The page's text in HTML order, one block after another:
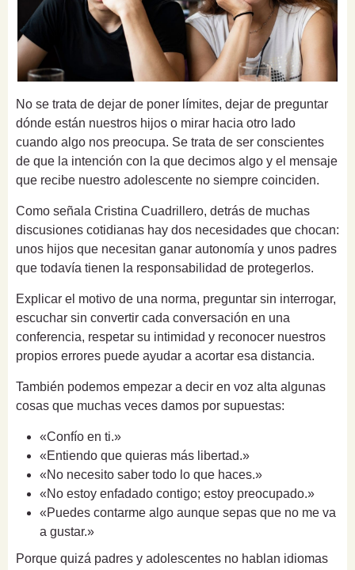
No se trata de dejar de poner límites, dejar de preguntar
dónde están nuestros hijos o mirar hacia otro lado
cuando algo nos preocupa. Se trata de ser conscientes
de que la intención con la que decimos algo y el mensaje
que recibe nuestro adolescente no siempre coinciden.
Como señala Cristina Cuadrillero, detrás de muchas
discusiones cotidianas hay dos necesidades que chocan:
unos hijos que necesitan ganar autonomía y unos padres
que todavía tienen la responsabilidad de protegerlos.
Explicar el motivo de una norma, preguntar sin interrogar,
escuchar sin convertir cada conversación en una
conferencia, respetar su intimidad y reconocer nuestros
propios errores puede ayudar a acortar esa distancia.
También podemos empezar a decir en voz alta algunas
cosas que muchas veces damos por supuestas:
«Confío en ti.»
«Entiendo que quieras más libertad.»
«No necesito saber todo lo que haces.»
«No estoy enfadado contigo; estoy preocupado.»
«Puedes contarme algo aunque sepas que no me va
a gustar.»
Porque quizá padres y adolescentes no hablan idiomas